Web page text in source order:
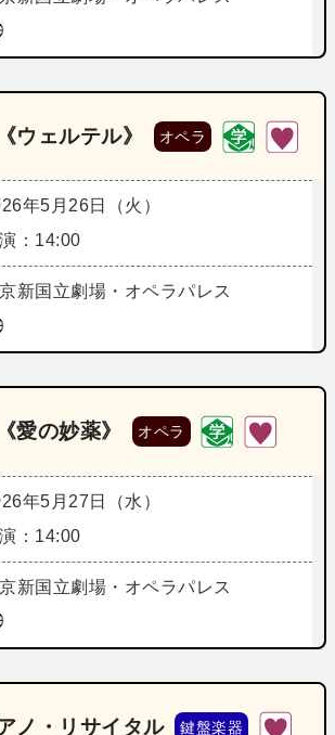
ウェルテル》 オペラ
年5月26日（火）
：14:00
新国立劇場・オペラパレス
愛の妙薬》 オペラ
年5月27日（水）
：14:00
新国立劇場・オペラパレス
ノ・リサイタル 鍵盤楽器